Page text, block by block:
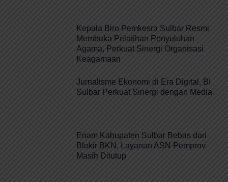
Kepala Biro Pemkesra Sulbar Resmi
Membuka Pelatihan Penyuluhan
Agama, Perkuat Sinergi Organisasi
Keagamaan
Jurnalisme Ekonomi di Era Digital, BI
Sulbar Perkuat Sinergi dengan Media
Enam Kabupaten Sulbar Bebas dari
Blokir BKN, Layanan ASN Pemprov
Masih Ditutup